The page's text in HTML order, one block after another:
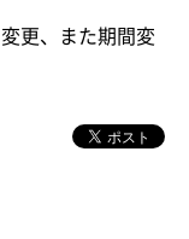
更、また期間変